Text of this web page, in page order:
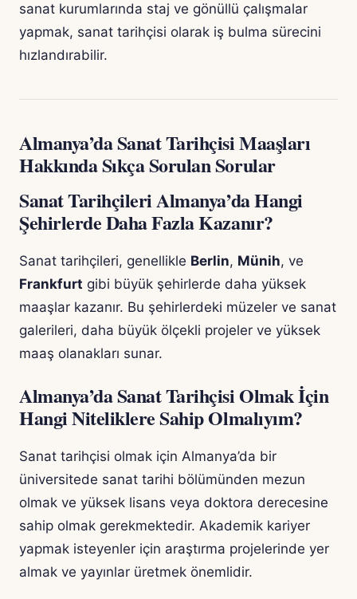
sanat kurumlarında staj ve gönüllü çalışmalar
yapmak, sanat tarihçisi olarak iş bulma sürecini
hızlandırabilir.
Almanya’da Sanat Tarihçisi Maaşları
Hakkında Sıkça Sorulan Sorular
Sanat Tarihçileri Almanya’da Hangi
Şehirlerde Daha Fazla Kazanır?
Sanat tarihçileri, genellikle Berlin, Münih, ve
Frankfurt gibi büyük şehirlerde daha yüksek
maaşlar kazanır. Bu şehirlerdeki müzeler ve sanat
galerileri, daha büyük ölçekli projeler ve yüksek
maaş olanakları sunar.
Almanya’da Sanat Tarihçisi Olmak İçin
Hangi Niteliklere Sahip Olmalıyım?
Sanat tarihçisi olmak için Almanya’da bir
üniversitede sanat tarihi bölümünden mezun
olmak ve yüksek lisans veya doktora derecesine
sahip olmak gerekmektedir. Akademik kariyer
yapmak isteyenler için araştırma projelerinde yer
almak ve yayınlar üretmek önemlidir.